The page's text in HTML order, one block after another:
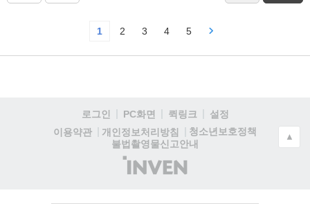
1 2 3 4 5
로그인 PC화면 퀵링크
설정
이용약관
개인정보처리방침
청소년보호정책
불법촬영물신고안내
(주)
인
▲